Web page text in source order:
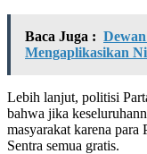
Baca Juga :
Mengaplikasikan
Lebih lanjut, politisi
bahwa jika
masyarakat karena
Sentra semua gratis.